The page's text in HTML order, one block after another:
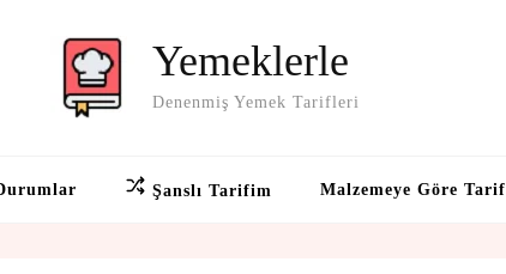
Yemeklerle
Denenmiş Yemek Tarifleri
Şanslı Tarifim Malzemeye Göre Tarif